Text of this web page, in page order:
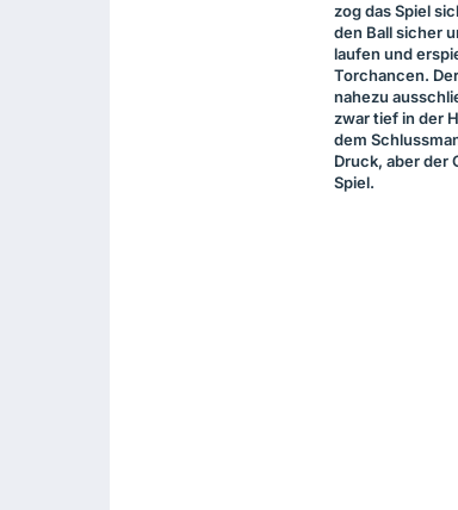
zog das Spiel
den Ball sicher
laufen und
Torchancen.
nahezu
zwar tief in der
dem
Druck, aber der
Spiel.